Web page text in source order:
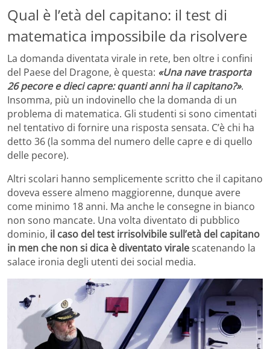
Qual è l’età del capitano: il test di
matematica impossibile da risolvere
La domanda diventata virale in rete, ben oltre i confini
del Paese del Dragone, è questa: «Una nave trasporta
26 pecore e dieci capre: quanti anni ha il capitano?».
Insomma, più un indovinello che la domanda di un
problema di matematica. Gli studenti si sono cimentati
nel tentativo di fornire una risposta sensata. C’è chi ha
detto 36 (la somma del numero delle capre e di quello
delle pecore).
Altri scolari hanno semplicemente scritto che il capitano
doveva essere almeno maggiorenne, dunque avere
come minimo 18 anni. Ma anche le consegne in bianco
non sono mancate. Una volta diventato di pubblico
dominio, il caso del test irrisolvibile sull’età del capitano
in men che non si dica è diventato viralescatenando la
salace ironia degli utenti dei social media.